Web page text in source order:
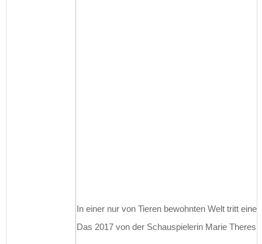
In einer nur von Tieren bewohnten Welt tritt
Das 2017 von der Schauspielerin Marie Theres